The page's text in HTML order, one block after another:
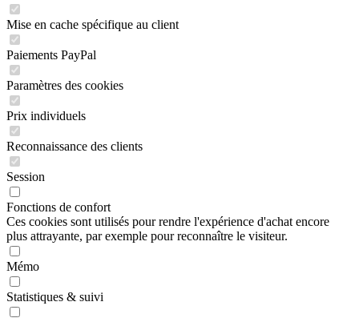
Mise en cache spécifique au client
Paiements PayPal
Paramètres des cookies
Prix individuels
Reconnaissance des clients
Session
Fonctions de confort
Ces cookies sont utilisés pour rendre l'expérience d'achat encore
plus attrayante, par exemple pour reconnaître le visiteur.
Mémo
Statistiques & suivi